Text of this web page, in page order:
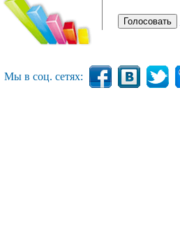
Мы в соц. сетях: